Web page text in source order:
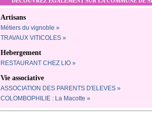
Artisans
Métiers du vignoble »
TRAVAUX VITICOLES »
Hebergement
RESTAURANT CHEZ LIO »
Vie associative
ASSOCIATION DES PARENTS D'ELEVES »
COLOMBOPHILIE : La Macotte »